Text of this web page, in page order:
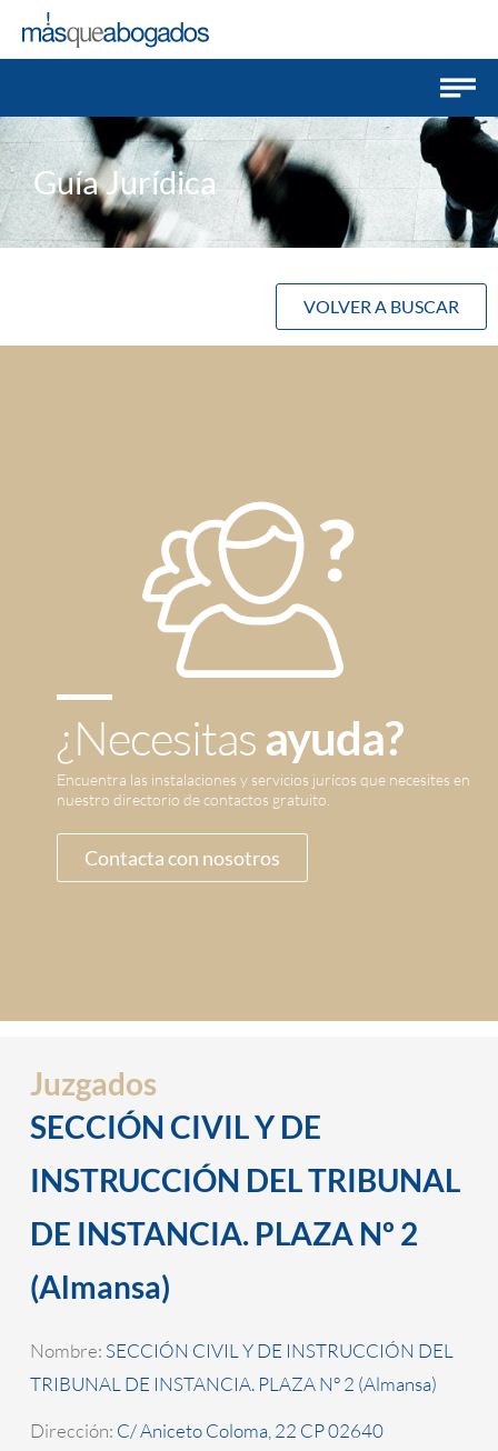
Guía Jurídica
VOLVER A BUSCAR
¿Necesitasayuda?
Encuentra las instalaciones y servicios jurícos que necesites en
nuestro directorio de contactos gratuito.
Contacta con nosotros
Juzgados
SECCIÓN CIVIL Y DE
INSTRUCCIÓN DEL TRIBUNAL
DE INSTANCIA. PLAZA Nº 2
(Almansa)
Nombre: SECCIÓN CIVIL Y DE INSTRUCCIÓN DEL
TRIBUNAL DE INSTANCIA. PLAZA Nº 2 (Almansa)
Dirección: C/ Aniceto Coloma, 22 CP 02640